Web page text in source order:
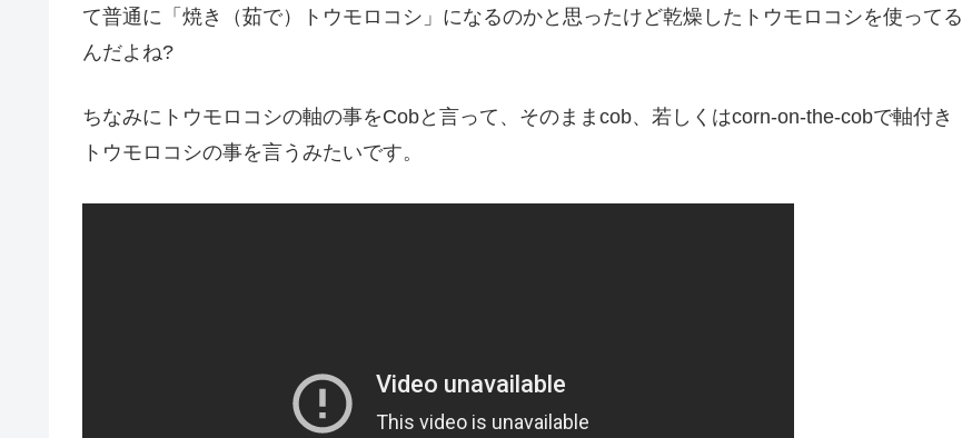
て普通に「焼き（茹で）トウモロコシ」になるのかと思ったけど乾燥したトウモロコシを使ってる
んだよね?
ちなみにトウモロコシの軸の事をCobと言って、そのままcob、若しくはcorn-on-the-cobで軸付き
トウモロコシの事を言うみたいです。